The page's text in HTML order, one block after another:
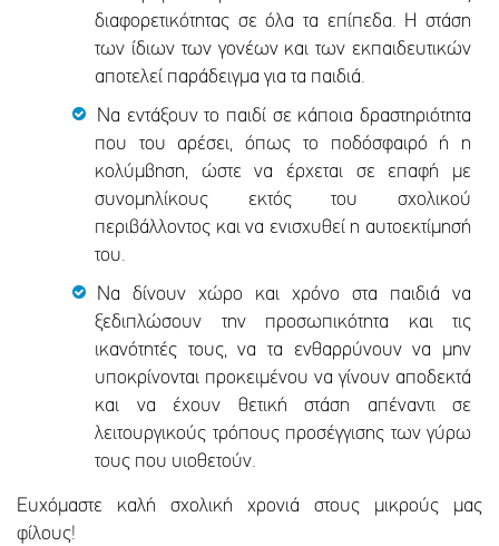
διαφορετικότητας σε όλα τα επίπεδα. Η στάση
των ίδιων των γονέων και των εκπαιδευτικών
αποτελεί παράδειγμα για τα παιδιά.
Να εντάξουν το παιδί σε κάποια δραστηριότητα
που του αρέσει, όπως το ποδόσφαιρό ή η
κολύμβηση, ώστε να έρχεται σε επαφή με
συνομηλίκους εκτός του σχολικού
περιβάλλοντος και να ενισχυθεί η αυτοεκτίμησή
του.
Να δίνουν χώρο και χρόνο στα παιδιά να
ξεδιπλώσουν την προσωπικότητα και τις
ικανότητές τους, να τα ενθαρρύνουν να μην
υποκρίνονται προκειμένου να γίνουν αποδεκτά
και να έχουν θετική στάση απέναντι σε
λειτουργικούς τρόπους προσέγγισης των γύρω
τους που υιοθετούν.
Ευχόμαστε καλή σχολική χρονιά στους μικρούς μας
φίλους!